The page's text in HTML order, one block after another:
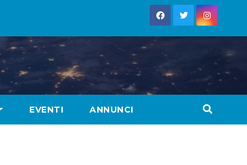
EVENTI ANNUNCI